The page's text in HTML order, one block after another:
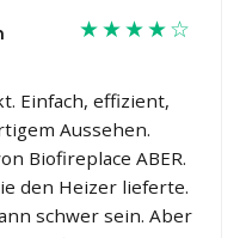
★★★★☆
Einfach, effizient,
Aussehen.
Biofireplace ABER.
den Heizer lieferte.
schwer sein. Aber